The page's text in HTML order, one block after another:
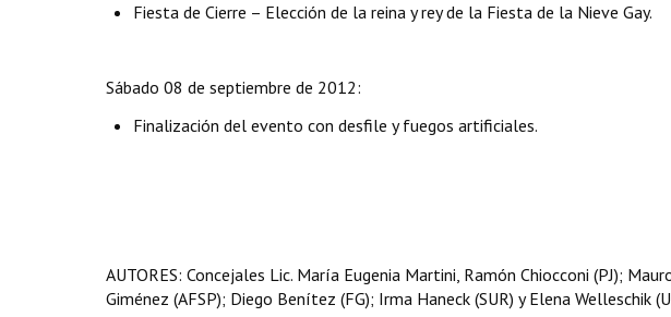
Fiesta de Cierre – Elección de la reina y rey de la Fiesta de la Nieve Gay.
Sábado 08 de septiembre de 2012:
Finalización del evento con desfile y fuegos artificiales.
AUTORES: Concejales Lic. María Eugenia Martini, Ramón Chiocconi (PJ);
Giménez (AFSP); Diego Benítez (FG); Irma Haneck (SUR) y Elena Welleschik